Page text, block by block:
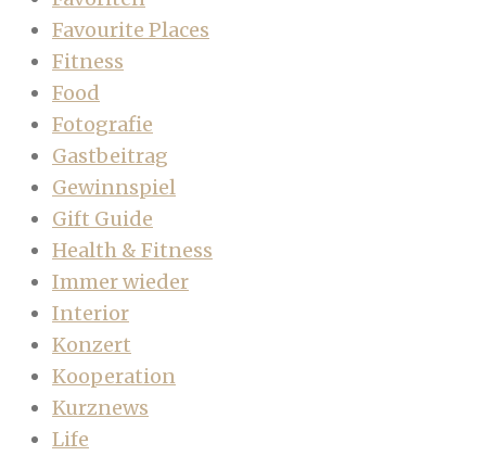
Favourite Places
Fitness
Food
Fotografie
Gastbeitrag
Gewinnspiel
Gift Guide
Health & Fitness
Immer wieder
Interior
Konzert
Kooperation
Kurznews
Life